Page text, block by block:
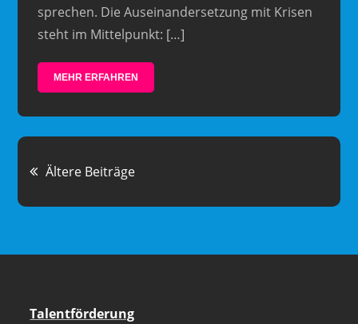
sprechen. Die Auseinandersetzung mit Krisen
steht im Mittelpunkt: […]
MEHR ERFAHREN
Beitragsnavigation
Ältere Beiträge
Talentförderung